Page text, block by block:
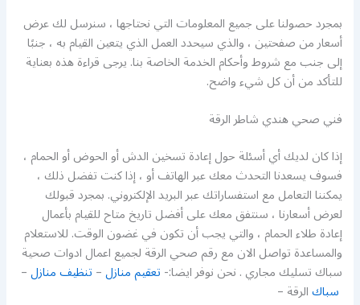
بمجرد حصولنا على جميع المعلومات التي نحتاجها ، سنرسل لك عرض
أسعار من صفحتين ، والذي سيحدد العمل الذي يتعين القيام به ، جنبًا
إلى جنب مع شروط وأحكام الخدمة الخاصة بنا. يرجى قراءة هذه بعناية
للتأكد من أن كل شيء واضح.
فني صحي هندي شاطر الرقة
إذا كان لديك أي أسئلة حول إعادة تسخين الدش أو الحوض أو الحمام ،
فسوف يسعدنا التحدث معك عبر الهاتف أو ، إذا كنت تفضل ذلك ،
يمكننا التعامل مع استفساراتك عبر البريد الإلكتروني. بمجرد قبولك
لعرض أسعارنا ، سنتفق معك على أفضل تاريخ متاح للقيام بأعمال
إعادة طلاء الحمام ، والتي يجب أن تكون في غضون الوقت. للاستعلام
والمساعدة تواصل الان مع رقم صحي الرقة لجميع اعمال ادوات صحية
سباك تسليك مجاري . نحن نوفر ايضا:-تعقيم منازل–تنظيف منازل–
سباكالرقة –